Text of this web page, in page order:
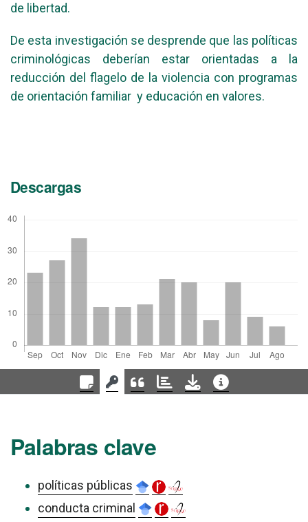
de libertad.
De esta investigación se desprende que las políticas
criminológicas deberían estar orientadas a la
reducción del flagelo de la violencia con programas
de orientación familiar y educación en valores.
Descargas
Palabras clave
políticas públicas
conducta criminal